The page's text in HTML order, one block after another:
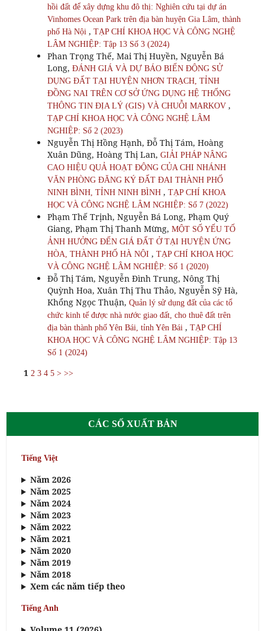
hồi đất để xây dựng khu đô thị: Nghiên cứu tại dự án
Vinhomes Ocean Park trên địa bàn huyện Gia Lâm, thành
phố Hà Nội , TẠP CHÍ KHOA HỌC VÀ CÔNG NGHỆ
LÂM NGHIỆP: Tập 13 Số 3 (2024)
Phan Trọng Thế, Mai Thị Huyền, Nguyễn Bá
Long, ĐÁNH GIÁ VÀ DỰ BÁO BIẾN ĐỘNG SỬ
DỤNG ĐẤT TẠI HUYỆN NHƠN TRẠCH, TỈNH
ĐỒNG NAI TRÊN CƠ SỞ ỨNG DỤNG HỆ THỐNG
THÔNG TIN ĐỊA LÝ (GIS) VÀ CHUỖI MARKOV ,
TẠP CHÍ KHOA HỌC VÀ CÔNG NGHỆ LÂM
NGHIỆP: Số 2 (2023)
Nguyễn Thị Hồng Hạnh, Đỗ Thị Tám, Hoàng
Xuân Dũng, Hoàng Thị Lan, GIẢI PHÁP NÂNG
CAO HIỆU QUẢ HOẠT ĐỘNG CỦA CHI NHÁNH
VĂN PHÒNG ĐĂNG KÝ ĐẤT ĐAI THÀNH PHỐ
NINH BÌNH, TỈNH NINH BÌNH , TẠP CHÍ KHOA
HỌC VÀ CÔNG NGHỆ LÂM NGHIỆP: Số 7 (2022)
Phạm Thế Trịnh, Nguyễn Bá Long, Phạm Quý
Giang, Phạm Thị Thanh Mừng, MỘT SỐ YẾU TỐ
ẢNH HƯỞNG ĐẾN GIÁ ĐẤT Ở TẠI HUYỆN ỨNG
HÒA, THÀNH PHỐ HÀ NỘI , TẠP CHÍ KHOA HỌC
VÀ CÔNG NGHỆ LÂM NGHIỆP: Số 1 (2020)
Đỗ Thị Tám, Nguyễn Đình Trung, Nông Thị
Quỳnh Hoa, Xuân Thị Thu Thảo, Nguyễn Sỹ Hà,
Khổng Ngọc Thuận, Quản lý sử dụng đất của các tổ
chức kinh tế được nhà nước giao đất, cho thuê đất trên
địa bàn thành phố Yên Bái, tỉnh Yên Bái , TẠP CHÍ
KHOA HỌC VÀ CÔNG NGHỆ LÂM NGHIỆP: Tập 13
Số 1 (2024)
1 2 3 4 5 > >>
CÁC SỐ XUẤT BẢN
Tiếng Việt
Năm 2026
Năm 2025
Năm 2024
Năm 2023
Năm 2022
Năm 2021
Năm 2020
Năm 2019
Năm 2018
Xem các năm tiếp theo
Tiếng Anh